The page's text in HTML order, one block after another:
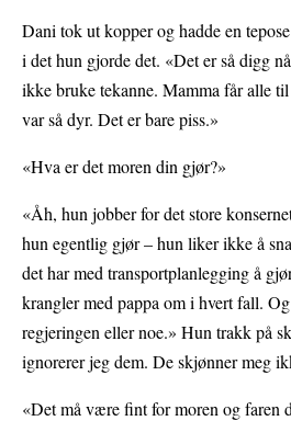
Dani tok ut kopper og hadde en
i det hun gjorde det. «Det er så digg
ikke bruke tekanne. Mamma får alle
var så dyr. Det er bare piss.»
«Hva er det moren din gjør?»
«Åh, hun jobber for det store
hun egentlig gjør – hun liker ikke å
det har med transportplanlegging å
krangler med pappa om i hvert fall.
regjeringen eller noe.» Hun trakk på
ignorerer jeg dem. De skjønner meg
«Det må være fint for moren og faren